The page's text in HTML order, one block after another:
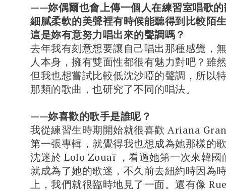
——妳偶爾也會上傳一個人在練習室唱歌
細膩柔軟的美聲裡有時候能聽得到比較陌
這是妳有意努力唱出來的聲調嗎？
去年我有刻意想要讓自己唱出那種感覺，
人本身，擁有雙面性都很有魅力對吧？雖
但我也想嘗試比較低沈沙啞的聲調，所以
那類的歌曲，也研究了不同的唱法。
——妳喜歡的歌手是誰呢？
我從練習生時期開始就很喜歡 Ariana
第一張專輯，就覺得我也想成為她那樣的
沈迷於 Lolo Zouaï ，看過她第一次來韓國
就成為了她的歌迷，不久前去紐約時因為
上，我們就很臨時地見了一面。還有像